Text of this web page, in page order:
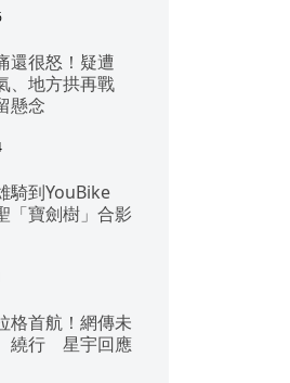
還很怒！疑遭
、地方拱再戰
懸念
騎到YouBike
寶劍樹」合影
格首航！網傳未
繞行 星宇回應